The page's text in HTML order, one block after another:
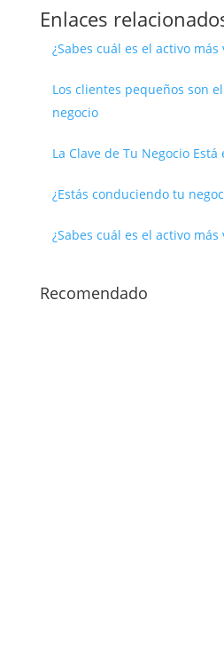
Enlaces
¿Sabes cuál es el activo
Los clientes pequeños son
negocio
La Clave de Tu Negocio
¿Estás conduciendo tu
¿Sabes cuál es el activo
Recomendado